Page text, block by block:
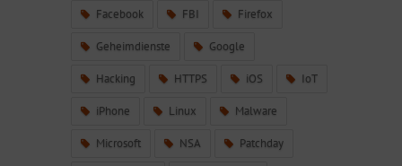
Facebook FBI Firefox
Geheimdienste Google
Hacking HTTPS iOS IoT
iPhone Linux Malware
Microsoft NSA Patchday